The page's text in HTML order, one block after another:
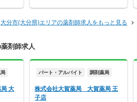
大分市(大分県)エリアの薬剤師求人をもっと見る
剤師求人
大
パート・アルバイト 調剤薬局
株式会社大賀薬局 大賀薬局 王
子店